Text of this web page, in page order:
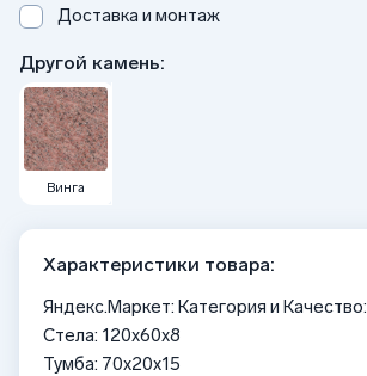
Доставка и монтаж
Другой камень:
Винга
Характеристики товара:
Яндекс.Маркет: Категория и Качество:
Стела: 120x60x8
Тумба: 70x20x15